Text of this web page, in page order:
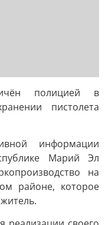
полицией в
пистолета
информации
Марий Эл
на
районе, которое